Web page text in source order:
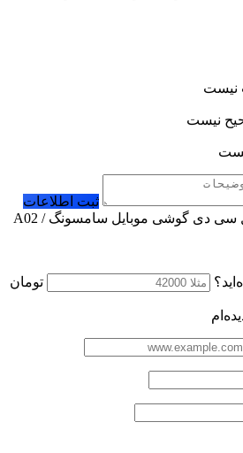
نیست
نیست
ثبت اطلاعات
گزارش قیمت برای تاچ ال سی دی گوشی موبایل سامسونگ A02 /
تومان